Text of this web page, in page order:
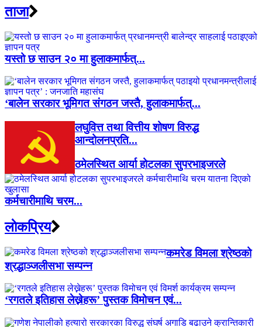
ताजा
यस्तो छ साउन २० मा हुलाकमार्फत्...
‘बालेन सरकार भूमिगत संगठन जस्तै, हुलाकमार्फत्...
लघुवित्त तथा वित्तीय शोषण विरुद्ध
आन्दोलनप्रति...
ठमेलस्थित आर्या होटलका सुपरभाइजरले
कर्मचारीमाथि चरम...
लाेकप्रिय
कमरेड विमला श्रेष्ठको
श्रद्धाञ्जलीसभा सम्पन्न
‘रगतले इतिहास लेख्नेहरू’ पुस्तक विमोचन एवं...